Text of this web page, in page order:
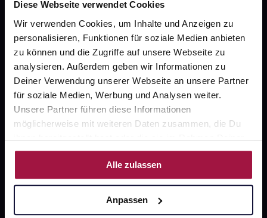
Diese Webseite verwendet Cookies
Wir verwenden Cookies, um Inhalte und Anzeigen zu
personalisieren, Funktionen für soziale Medien anbieten
zu können und die Zugriffe auf unsere Webseite zu
analysieren. Außerdem geben wir Informationen zu
Deiner Verwendung unserer Webseite an unsere Partner
für soziale Medien, Werbung und Analysen weiter.
Unsere Partner führen diese Informationen
möglicherweise mit weiteren Daten zusammen, die Du
ihnen bereitgestellt hast oder die sie im Rahmen Deiner
Nutzung der Dienste gesammelt haben.
Alle zulassen
Anpassen
PAYBACK
gesund-versorger.de
Sanitätshäuser
Datenschutz
AGB
Impressum
Unsere Vorteile
Ausgewählte Wunschprodukte sofort abholbereit